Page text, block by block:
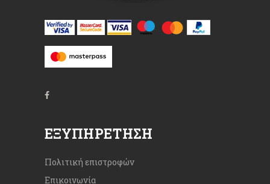
ΕΞΥΠΗΡΈΤΗΣΗ
Πολιτική επιστροφών
Επικοινωνία